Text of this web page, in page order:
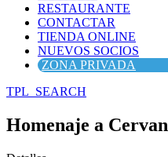
RESTAURANTE
CONTACTAR
TIENDA ONLINE
NUEVOS SOCIOS
ZONA PRIVADA
TPL_SEARCH
Homenaje a